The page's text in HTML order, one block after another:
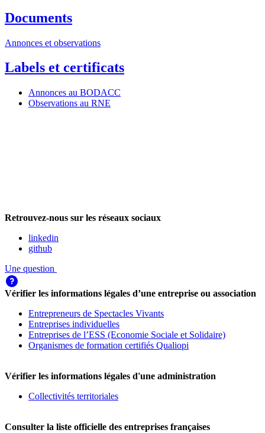
Documents
Annonces et observations
Labels et certificats
Annonces au BODACC
Observations au RNE
Retrouvez-nous sur les réseaux sociaux
linkedin
github
Une question
Vérifier les informations légales d’une entreprise ou association
Entrepreneurs de Spectacles Vivants
Entreprises individuelles
Entreprises de l’ESS (Economie Sociale et Solidaire)
Organismes de formation certifiés Qualiopi
Vérifier les informations légales d'une administration
Collectivités territoriales
Consulter la liste officielle des entreprises françaises